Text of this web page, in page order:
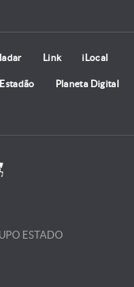
Link iLocal
Planeta Digital
ESTADO